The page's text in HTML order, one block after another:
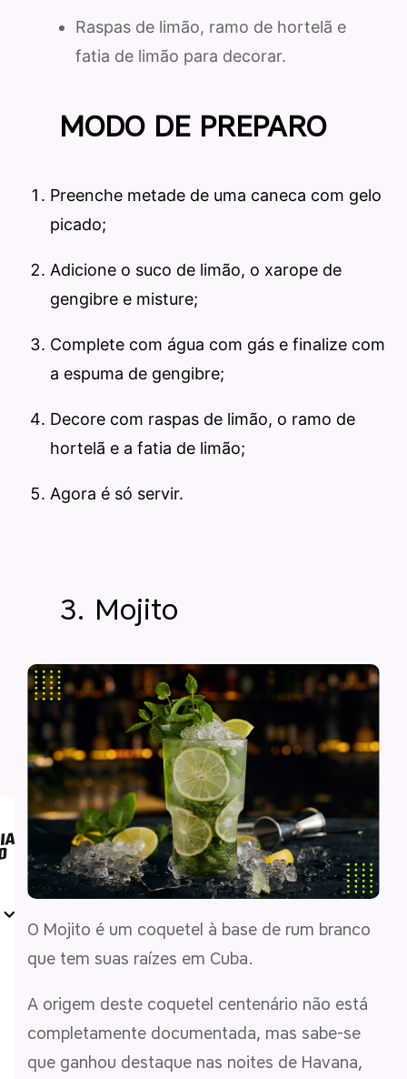
Raspas de limão, ramo de hortelã e
fatia de limão para decorar.
MODO DE PREPARO
Preenche metade de uma caneca com gelo
picado;
Adicione o suco de limão, o xarope de
gengibre e misture;
Complete com água com gás e finalize com
a espuma de gengibre;
Decore com raspas de limão, o ramo de
hortelã e a fatia de limão;
Agora é só servir.
3. Mojito
O Mojito é um coquetel à base de rum branco
que tem suas raízes em Cuba.
A origem deste coquetel centenário não está
completamente documentada, mas sabe-se
que ganhou destaque nas noites de Havana,